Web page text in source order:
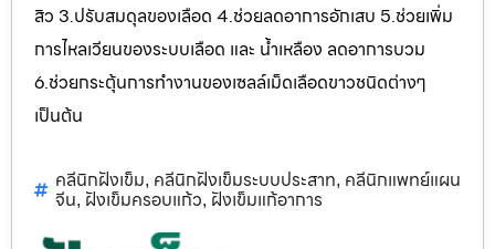
สิว 3.ปรับสมดุลของเลือด 4.ช่วยลดอาการอักเสบ 5.ช่วยเพิ่ม
การไหลเวียนของระบบเลือด และ น้ำเหลือง ลดอาการบวม
6.ช่วยกระตุ้นการทำงานของเซลล์เม็ดเลือดขาวชนิดต่างๆ
เป็นต้น
คลีนิกฝังเข็ม, คลีนิกฝังเข็มระบบประสาท, คลีนิกแพทย์แผน
จีน, ฝังเข็มครอบแก้ว, ฝังเข็มแก้อาการ